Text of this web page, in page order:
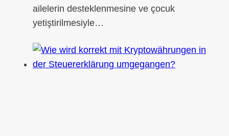
ailelerin desteklenmesine ve çocuk
yetiştirilmesiyle…